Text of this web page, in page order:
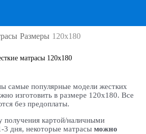
Размеры 120х180
матрасы 120х180
самые популярные модели жестких
изготовить в размере 120х180. Все
без предоплаты.
получения картой/наличными
3 дня, некоторые матрасыможно